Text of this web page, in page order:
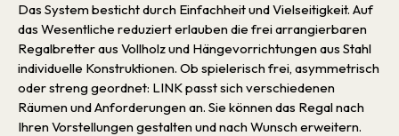
Das System besticht durch Einfachheit und Vielseitigkeit. Auf
das Wesentliche reduziert erlauben die frei arrangierbaren
Regalbretter aus Vollholz und Hängevorrichtungen aus Stahl
individuelle Konstruktionen. Ob spielerisch frei, asymmetrisch
oder streng geordnet: LINK passt sich verschiedenen
Räumen und Anforderungen an. Sie können das Regal nach
Ihren Vorstellungen gestalten und nach Wunsch erweitern.